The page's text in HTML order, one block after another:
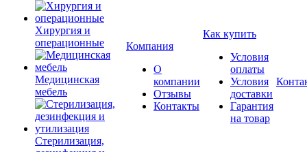
Хирургия и
операционные
Медицинская
мебель
Стерилизация,
Компания
О
компании
Отзывы
Контакты
Как купить
Условия
оплаты
Условия
доставки
Гарантия
на товар